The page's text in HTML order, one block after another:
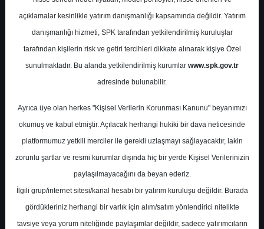
Rapor Detay
BIMAS - Hedef Fiyat
Raporu
A- A+
açıklamalar kesinlikle yatırım danışmanlığı kapsamında değildir. Yatırım
danışmanlığı hizmeti, SPK tarafından yetkilendirilmiş kuruluşlar
tarafından kişilerin risk ve getiri tercihleri dikkate alınarak kişiye Özel
sunulmaktadır. Bu alanda yetkilendirilmiş kurumlar www.spk.gov.tr
adresinde bulunabilir.
Ayrıca üye olan herkes "Kişisel Verilerin Korunması Kanunu" beyanımızı
okumuş ve kabul etmiştir. Açılacak herhangi hukiki bir dava neticesinde
platformumuz yetkili merciler ile gerekli uzlaşmayı sağlayacaktır, lakin
zorunlu şartlar ve resmi kurumlar dışında hiç bir yerde Kişisel Verilerinizin
paylaşılmayacağını da beyan ederiz.
İlgili grup/internet sitesi/kanal hesabı bir yatırım kuruluşu değildir. Burada
gördükleriniz herhangi bir varlık için alım/satım yönlendirici nitelikte
tavsiye veya yorum niteliğinde paylaşımlar değildir, sadece yatırımcıların